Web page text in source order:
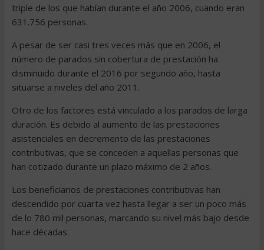
triple de los que habían durante el año 2006, cuando eran
631.756 personas.
A pesar de ser casi tres veces más que en 2006, el
número de parados sin cobertura de prestación ha
disminuido durante el 2016 por segundo año, hasta
situarse a niveles del año 2011.
Otro de los factores está vinculado a los parados de larga
duración. Es debido al aumento de las prestaciones
asistenciales en decremento de las prestaciones
contributivas, que se conceden a aquellas personas que
han cotizado durante un plazo máximo de 2 años.
Los beneficiarios de prestaciones contributivas han
descendido por cuarta vez hasta llegar a ser un poco más
de lo 780 mil personas, marcando su nivel más bajo desde
hace décadas.